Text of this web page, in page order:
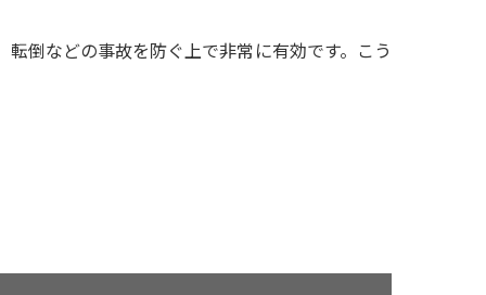
倒などの事故を防ぐ上で非常に有効です。こう